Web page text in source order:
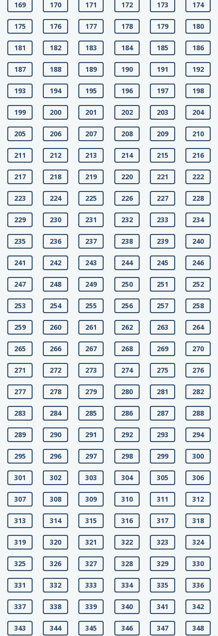
169 170 171 172 173 174
175 176 177 178 179 180
181 182 183 184 185 186
187 188 189 190 191 192
193 194 195 196 197 198
199 200 201 202 203 204
205 206 207 208 209 210
211 212 213 214 215 216
217 218 219 220 221 222
223 224 225 226 227 228
229 230 231 232 233 234
235 236 237 238 239 240
241 242 243 244 245 246
247 248 249 250 251 252
253 254 255 256 257 258
259 260 261 262 263 264
265 266 267 268 269 270
271 272 273 274 275 276
277 278 279 280 281 282
283 284 285 286 287 288
289 290 291 292 293 294
295 296 297 298 299 300
301 302 303 304 305 306
307 308 309 310 311 312
313 314 315 316 317 318
319 320 321 322 323 324
325 326 327 328 329 330
331 332 333 334 335 336
337 338 339 340 341 342
343 344 345 346 347 348